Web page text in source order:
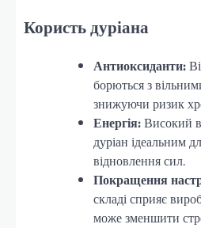
Користь дуріана
Антиоксиданти:
борються з
знижуючи ризик
Енергія:Високий
дуріан ідеальним
відновлення сил.
Покращення
складі сприяє
може зменшити